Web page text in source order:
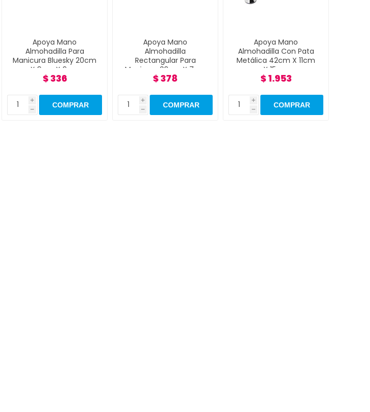
Apoya Mano
Almohadilla Para
Manicura Bluesky 20cm
X 9cm X 6cm
$ 336
i
h
Apoya Mano
Almohadilla
Rectangular Para
Manicura 30cm X 7cm
X 10cm
$ 378
i
h
Apoya Mano
Almohadilla Con Pata
Metálica 42cm X 11cm
X 15cm
$ 1.953
i
h